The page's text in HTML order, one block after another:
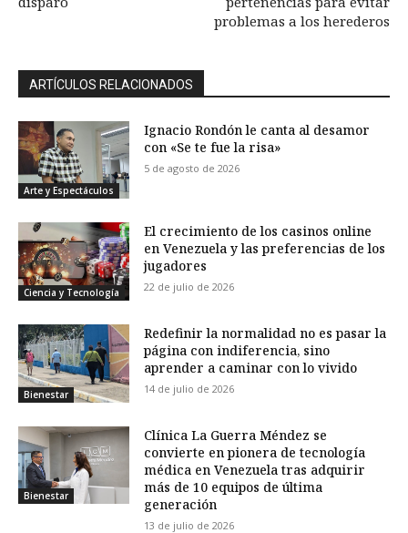
problemas a los herederos
ARTÍCULOS RELACIONADOS
Arte y Espectáculos
Ignacio Rondón le canta al desamor
con «Se te fue la risa»
5 de agosto de 2026
Ciencia y Tecnología
El crecimiento de los casinos online
en Venezuela y las preferencias de los
jugadores
22 de julio de 2026
Bienestar
Redefinir la normalidad no es pasar la
página con indiferencia, sino
aprender a caminar con lo vivido
14 de julio de 2026
Bienestar
Clínica La Guerra Méndez se
convierte en pionera de tecnología
médica en Venezuela tras adquirir
más de 10 equipos de última
generación
13 de julio de 2026